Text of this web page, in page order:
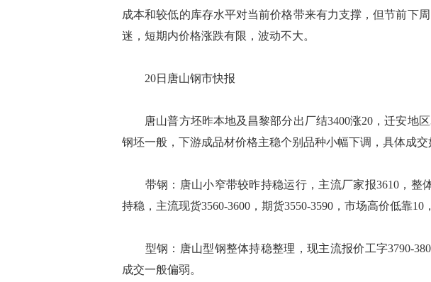
成本和较低的库存水平对当前价格带来有力支撑，但节前下
迷，短期内价格涨跌有限，波动不大。
20日唐山钢市快报
唐山普方坯昨本地及昌黎部分出厂结3400涨20，迁安地区
钢坯一般，下游成品材价格主稳个别品种小幅下调，具体成交
带钢：唐山小窄带较昨持稳运行，主流厂家报3610，整
持稳，主流现货3560-3600，期货3550-3590，市场高价低靠10
型钢：唐山型钢整体持稳整理，现主流报价工字3790-
成交一般偏弱。